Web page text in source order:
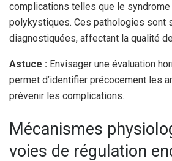
complications telles que le
polykystiques. Ces pathologies sont
diagnostiquées, affectant la qualité
Astuce : Envisager une évaluation
permet d’identifier précocement les
prévenir les complications.
Mécanismes
voies de régulation